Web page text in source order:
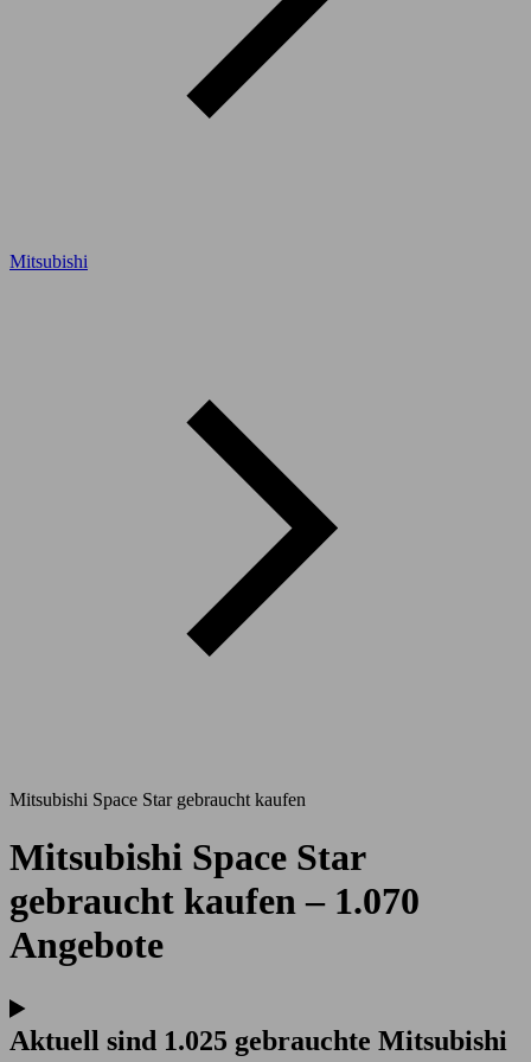
Mitsubishi
Mitsubishi Space Star gebraucht kaufen
Mitsubishi Space Star
gebraucht kaufen – 1.070
Angebote
Aktuell sind 1.025 gebrauchte Mitsubishi